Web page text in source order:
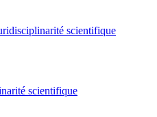
scientifique